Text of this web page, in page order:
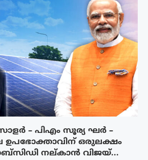
– പിഎം സൂര്യ ഘർ –
ഉപഭോക്താവിന് ഒരുലക്ഷം
നല്കാൻ വിജയ്...